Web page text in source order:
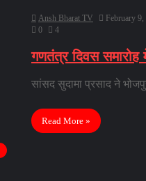
Ansh Bharat TV
February 9,
0
4
गणतंत्र दिवस समारोह
सांसद सुदामा प्रसाद ने
Read More »